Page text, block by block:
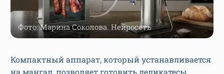
Фото: Марина Соколова. Нейросеть
Компактный аппарат, который устанавливается
на мангал, позволяет готовить деликатесы